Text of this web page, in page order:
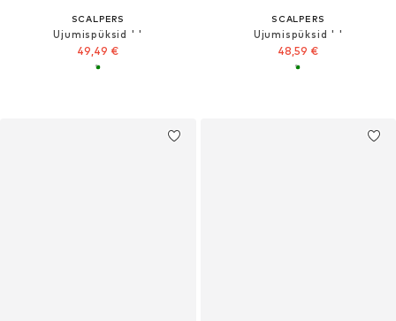
SCALPERS
Ujumispüksid ' '
49,49 €
SCALPERS
Ujumispüksid ' '
48,59 €